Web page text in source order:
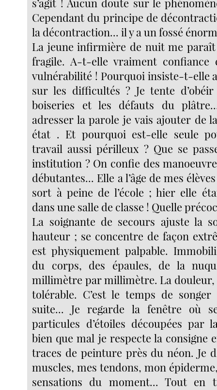
s’agit ! Aucun doute sur le
Cependant du principe de
la décontraction... il y a un fossé
La jeune infirmière de nuit me
fragile. A-t-elle vraiment confiance
vulnérabilité ! Pourquoi insiste-t-elle
sur les difficultés ? Je tente
boiseries et les défauts du
adresser la parole je vais ajouter de
état . Et pourquoi est-elle seule
travail aussi périlleux ? Que se
institution ? On confie des
débutantes... Elle a l’âge de mes
sort à peine de l’école ; hier elle
dans une salle de classe ! Quelle
La soignante de secours ajuste la
hauteur ; se concentre de façon
est physiquement palpable.
du corps, des épaules, de la
millimètre par millimètre. La douleur,
tolérable. C’est le temps de
suite... Je regarde la fenêtre où
particules d’étoiles découpées par
bien que mal je respecte la consigne
traces de peinture près du néon. Je
muscles, mes tendons, mon
sensations du moment... Tout en